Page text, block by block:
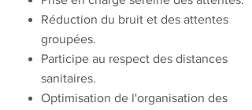
Réduction du bruit et des attentes
groupées.
Participe au respect des distances
sanitaires.
Optimisation de l'organisation des